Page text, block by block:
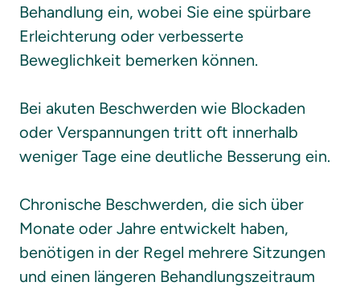
Behandlung ein, wobei Sie eine spürbare
Erleichterung oder verbesserte
Beweglichkeit bemerken können.
Bei akuten Beschwerden wie Blockaden
oder Verspannungen tritt oft innerhalb
weniger Tage eine deutliche Besserung ein.
Chronische Beschwerden, die sich über
Monate oder Jahre entwickelt haben,
benötigen in der Regel mehrere Sitzungen
und einen längeren Behandlungszeitraum